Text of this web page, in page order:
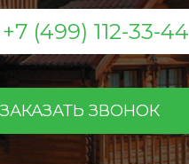
+7 (499) 112-33-44
ЗАКАЗАТЬ ЗВОНОК